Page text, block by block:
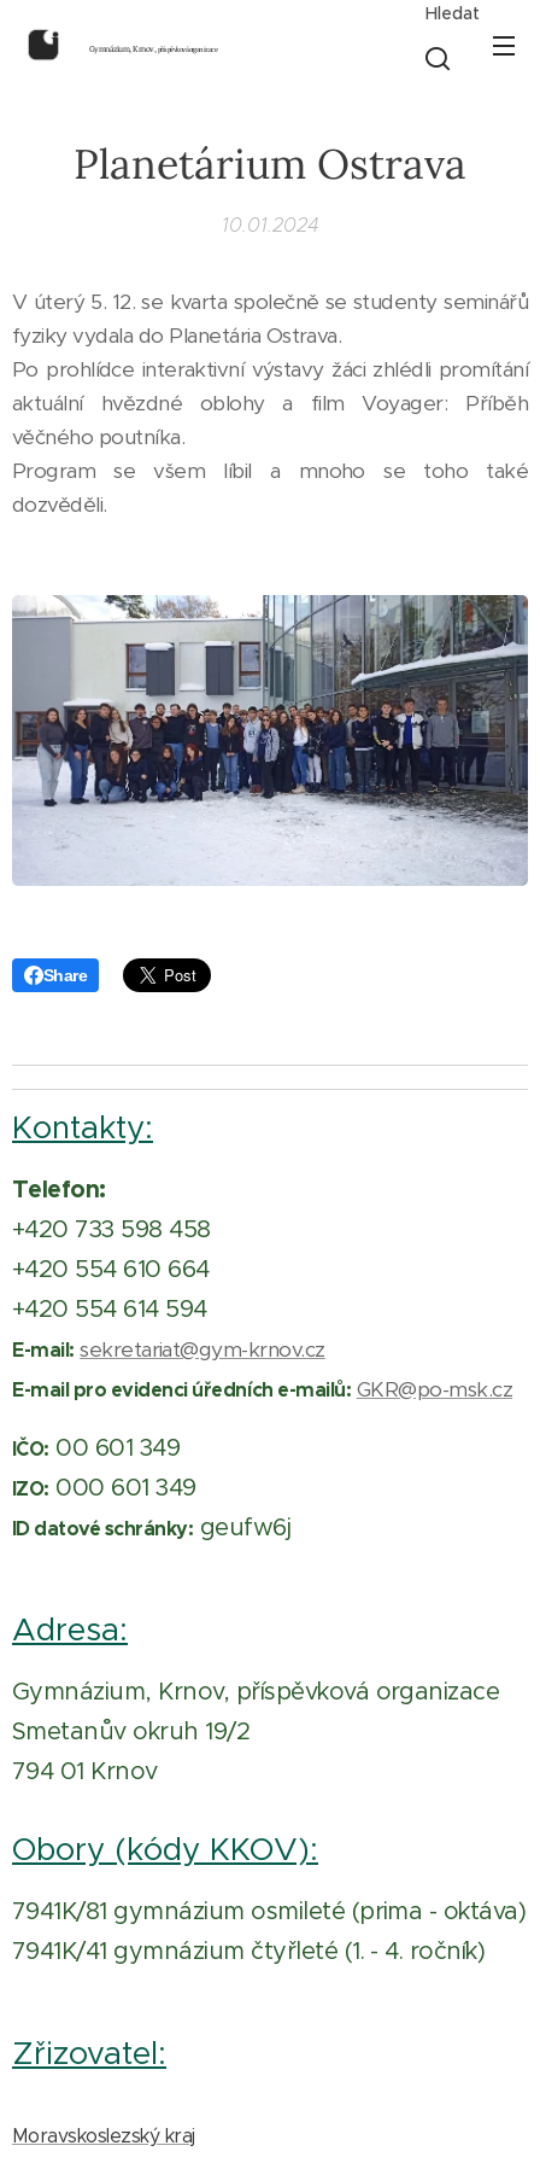
Gymnázium, Krnov,příspěvková organizace
Hledat
Planetárium Ostrava
10.01.2024
V úterý 5. 12. se kvarta společně se studenty seminářů
fyziky vydala do Planetária Ostrava.
Po prohlídce interaktivní výstavy žáci zhlédli promítání
aktuální hvězdné oblohy a film Voyager: Příběh
věčného poutníka.
Program se všem líbil a mnoho se toho také
dozvěděli.
Share
Kontakty:
Telefon:
+420 733 598 458
+420 554 610 664
+420 554 614 594
E-mail: sekretariat@gym-krnov.cz
E-mail pro evidenci úředních e-mailů: GKR@po-msk.cz
IČO: 00 601 349
IZO: 000 601 349
ID datové schránky: geufw6j
Adresa:
Gymnázium, Krnov, příspěvková organizace
Smetanův okruh 19/2
794 01 Krnov
Obory (kódy KKOV):
7941K/81 gymnázium osmileté (prima - oktáva)
7941K/41 gymnázium čtyřleté (1. - 4. ročník)
Zřizovatel:
Moravskoslezský kraj